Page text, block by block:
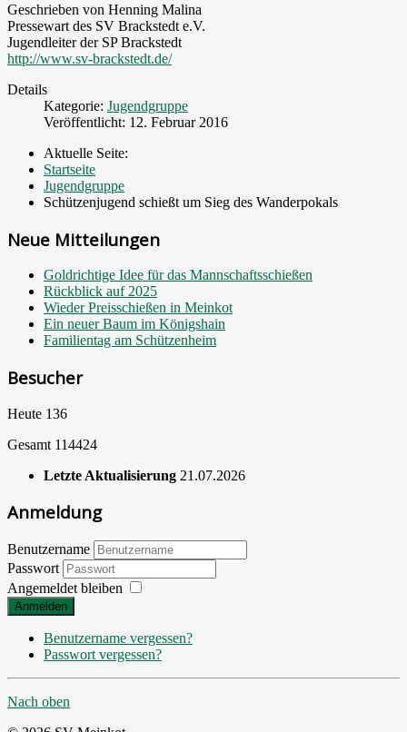
Geschrieben von Henning Malina
Pressewart des SV Brackstedt e.V.
Jugendleiter der SP Brackstedt
http://www.sv-brackstedt.de/
Details
Kategorie: Jugendgruppe
Veröffentlicht: 12. Februar 2016
Aktuelle Seite:
Startseite
Jugendgruppe
Schützenjugend schießt um Sieg des Wanderpokals
Neue Mitteilungen
Goldrichtige Idee für das Mannschaftsschießen
Rückblick auf 2025
Wieder Preisschießen in Meinkot
Ein neuer Baum im Königshain
Familientag am Schützenheim
Besucher
Heute 136
Gesamt 114424
Letzte Aktualisierung 21.07.2026
Anmeldung
Benutzername
Passwort
Angemeldet bleiben
Anmelden
Benutzername vergessen?
Passwort vergessen?
Nach oben